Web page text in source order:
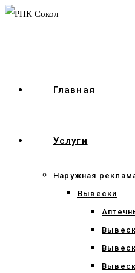
Перейти
Главная
Услуги
Наружная
Вывески